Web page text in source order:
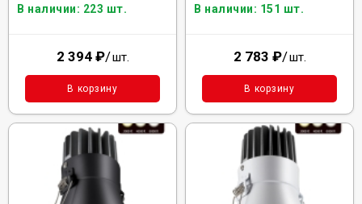
В наличии: 223 шт.
2 394 ₽/шт.
В корзину
В наличии: 151 шт.
2 783 ₽/шт.
В корзину